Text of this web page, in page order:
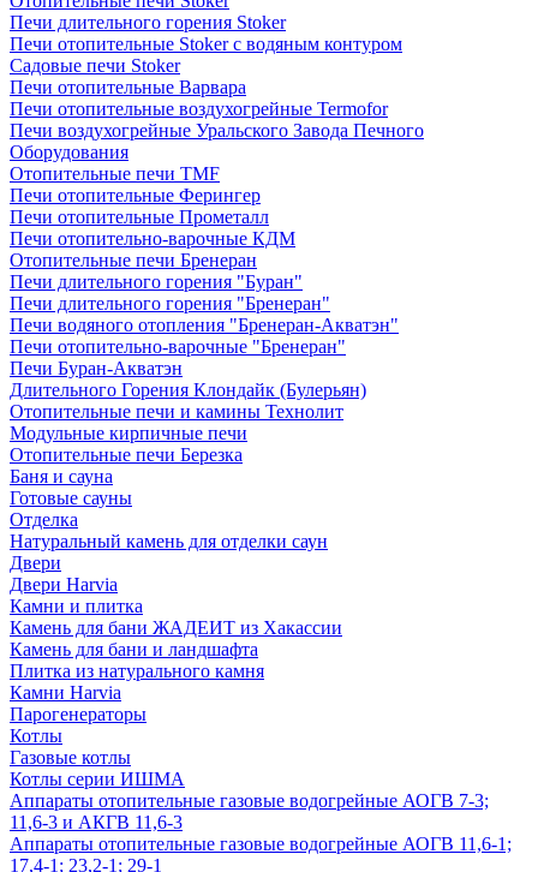
Печи длительного горения Stoker
Печи отопительные Stoker с водяным контуром
Садовые печи Stoker
Печи отопительные Варвара
Печи отопительные воздухогрейные Termofor
Печи воздухогрейные Уральского Завода Печного
Оборудования
Отопительные печи TMF
Печи отопительные Ферингер
Печи отопительные Прометалл
Печи отопительно-варочные КДМ
Отопительные печи Бренеран
Печи длительного горения "Буран"
Печи длительного горения "Бренеран"
Печи водяного отопления "Бренеран-Акватэн"
Печи отопительно-варочные "Бренеран"
Печи Буран-Акватэн
Длительного Горения Клондайк (Булерьян)
Отопительные печи и камины Технолит
Модульные кирпичные печи
Отопительные печи Березка
Баня и сауна
Готовые сауны
Отделка
Натуральный камень для отделки саун
Двери
Двери Harvia
Камни и плитка
Камень для бани ЖАДЕИТ из Хакассии
Камень для бани и ландшафта
Плитка из натурального камня
Камни Harvia
Парогенераторы
Котлы
Газовые котлы
Котлы серии ИШМА
Аппараты отопительные газовые водогрейные АОГВ 7-3;
11,6-3 и АКГВ 11,6-3
Аппараты отопительные газовые водогрейные АОГВ 11,6-1;
17,4-1; 23,2-1; 29-1